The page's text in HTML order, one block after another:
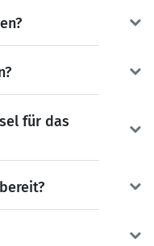
für das